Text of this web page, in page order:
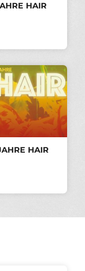
HAIR
HAIR